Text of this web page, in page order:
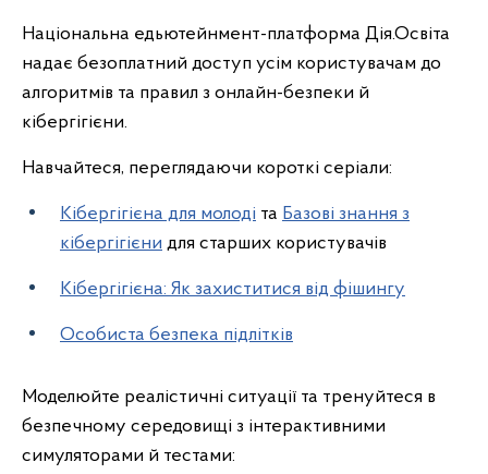
Національна едьютейнмент-платформа Дія.Освіта
надає безоплатний доступ усім користувачам до
алгоритмів та правил з онлайн-безпеки й
кібергігієни.
Навчайтеся, переглядаючи короткі серіали:
Кібергігієна для молоді та Базові знання з
кібергігієни для старших користувачів
Кібергігієна: Як захиститися від фішингу
Особиста безпека підлітків
Моделюйте реалістичні ситуації та тренуйтеся в
безпечному середовищі з інтерактивними
симуляторами й тестами: